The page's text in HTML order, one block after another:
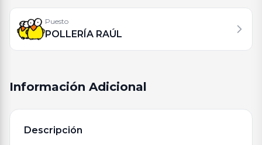
Puesto
POLLERÍA RAÚL
Información Adicional
Descripción